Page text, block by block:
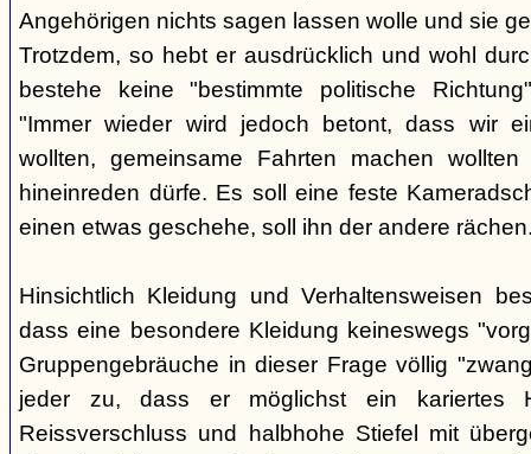
Angehörigen nichts sagen lassen wolle und sie
Trotzdem, so hebt er ausdrücklich und wohl
bestehe keine "bestimmte politische
"Immer wieder wird jedoch betont, dass wir
wollten, gemeinsame Fahrten machen
hineinreden dürfe. Es soll eine feste
einen etwas geschehe, soll ihn der andere
Hinsichtlich Kleidung und Verhaltensweisen
dass eine besondere Kleidung keineswegs
Gruppengebräuche in dieser Frage völlig
jeder zu, dass er möglichst ein kariertes
Reissverschluss und halbhohe Stiefel mit